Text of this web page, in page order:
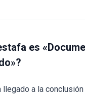
es
llegado a la